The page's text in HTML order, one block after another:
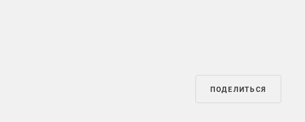
ПОДЕЛИТЬСЯ